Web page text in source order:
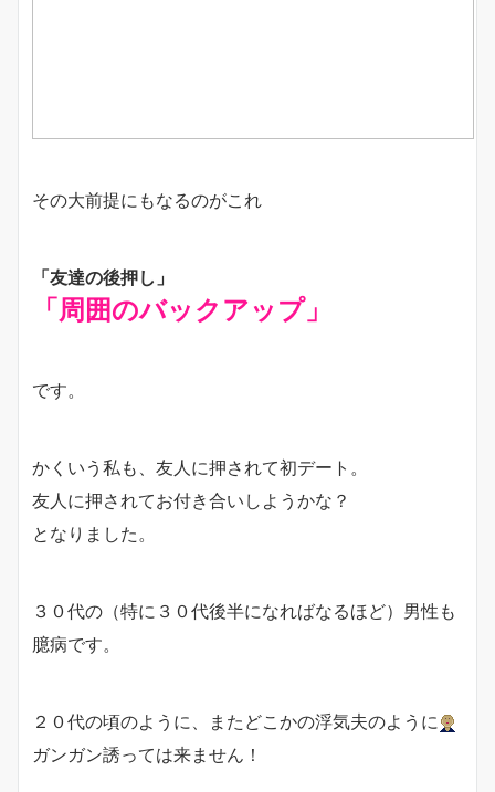
その大前提にもなるのがこれ
「友達の後押し」
「周囲のバックアップ」
です。
かくいう私も、友人に押されて初デート。
友人に押されてお付き合いしようかな？
となりました。
３０代の（特に３０代後半になればなるほど）男性も
臆病です。
２０代の頃のように、またどこかの浮気夫のように
ガンガン誘っては来ません！